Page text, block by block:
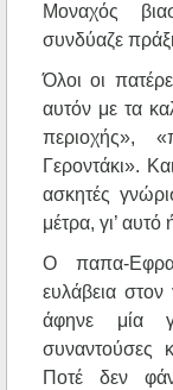
Μοναχός
συνδύαζε
Όλοι οι
αυτόν με τα
περιοχής»,
Γεροντάκι».
ασκητές
μέτρα, γι’ αυτό
Ο παπα-
ευλάβεια
άφηνε μία
συναντούσες
Ποτέ δεν